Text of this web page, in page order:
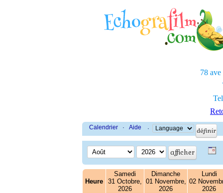
78 ave
Calendrier · Aide ·
Heure
Samedi
31 Octobre,
2026
Dimanche
01 Novembre,
2026
Lundi
02
2026